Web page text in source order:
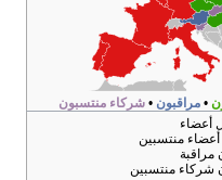
مراقبون•شركاء منتسبون